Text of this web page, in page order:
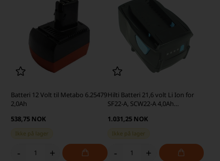
Batteri 12 Volt til Metabo 6.25479
2,0Ah
538,75 NOK
Ikke på lager
- +
Hilti Batteri 21,6 volt Li Ion for
SF22-A, SCW22-A 4,0Ah
1.031,25 NOK
Ikke på lager
- +